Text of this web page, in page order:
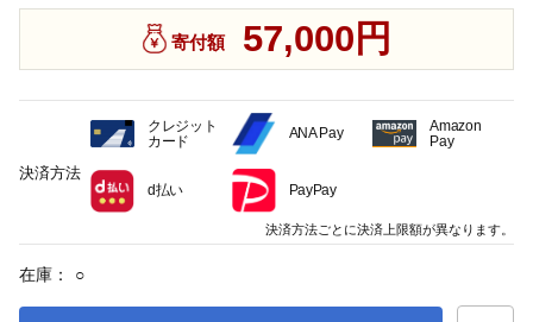
寄付額 57,000円
在庫： ○
決済方法
クレジット
カード
ANA Pay
Amazon
Pay
d払い PayPay
決済方法ごとに決済上限額が異なります。